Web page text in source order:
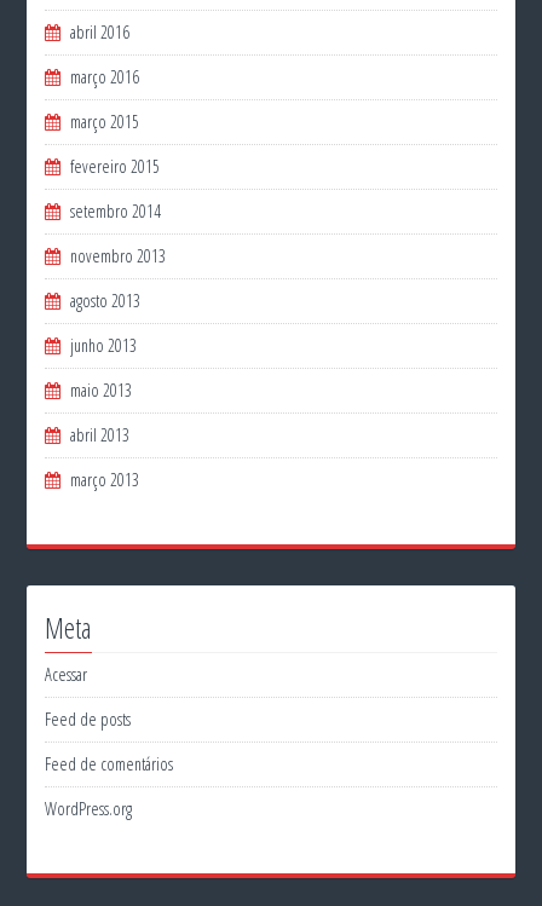
abril 2016
março 2016
março 2015
fevereiro 2015
setembro 2014
novembro 2013
agosto 2013
junho 2013
maio 2013
abril 2013
março 2013
Meta
Acessar
Feed de posts
Feed de comentários
WordPress.org